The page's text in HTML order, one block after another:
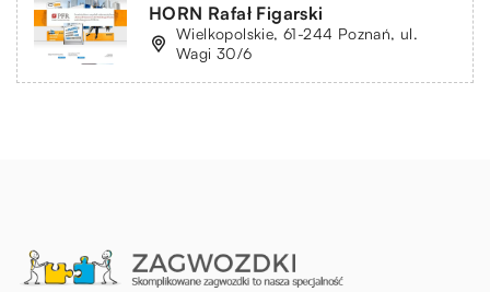
HORN Rafał Figarski
Wielkopolskie, 61-244 Poznań, ul.
Wagi 30/6